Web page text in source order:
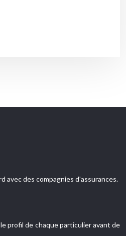
avec des compagnies d'assurances.
profil de chaque particulier avant de